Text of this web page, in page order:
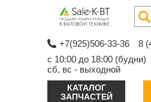
+7(925)506-33-36
8
с 10:00 до 18:00 (будни)
сб, вс - выходной
КАТАЛОГ
ЗАПЧАСТЕЙ